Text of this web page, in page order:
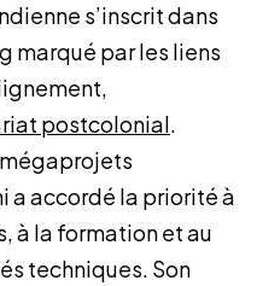
s’inscrit dans
marqué par les liens
postcolonial.
a accordé la priorité à
à la formation et au
techniques. Son